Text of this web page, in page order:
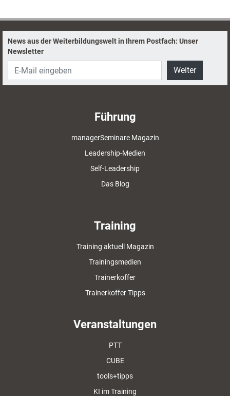
News aus der Weiterbildungswelt in Ihrem Postfach: Unser
Newsletter
Weiter
Führung
managerSeminare Magazin
Leadership-Medien
Self-Leadership
Das Blog
Training
Training aktuell Magazin
Trainingsmedien
Trainerkoffer
Trainerkoffer Tipps
Veranstaltungen
PTT
CUBE
tools+tipps
KI im Training